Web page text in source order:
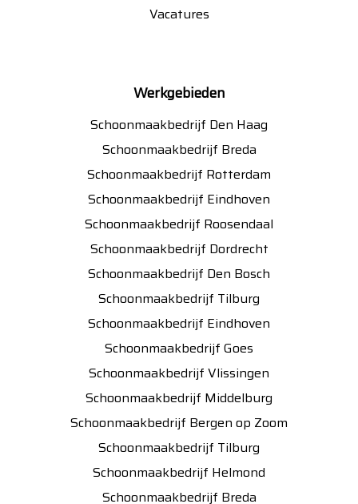
Vacatures
Werkgebieden
Schoonmaakbedrijf Den Haag
Schoonmaakbedrijf Breda
Schoonmaakbedrijf Rotterdam
Schoonmaakbedrijf Eindhoven
Schoonmaakbedrijf Roosendaal
Schoonmaakbedrijf Dordrecht
Schoonmaakbedrijf Den Bosch
Schoonmaakbedrijf Tilburg
Schoonmaakbedrijf Eindhoven
Schoonmaakbedrijf Goes
Schoonmaakbedrijf Vlissingen
Schoonmaakbedrijf Middelburg
Schoonmaakbedrijf Bergen op Zoom
Schoonmaakbedrijf Tilburg
Schoonmaakbedrijf Helmond
Schoonmaakbedrijf Breda